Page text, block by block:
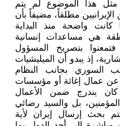
هذا الموضوع لم يتم
مطلقاً، مضيفاً بأن
واضحة منذ البداية
هي مساعدات إنسانية
بتصريح المسؤول
إذ يبدو أن الميليشيات
السوري بجانب النظام
عن عمال إغاثة أو مؤسسات
يندرج ضمن الأعمال
بل والسيد رضائي
بحث إرسال إيران لأية